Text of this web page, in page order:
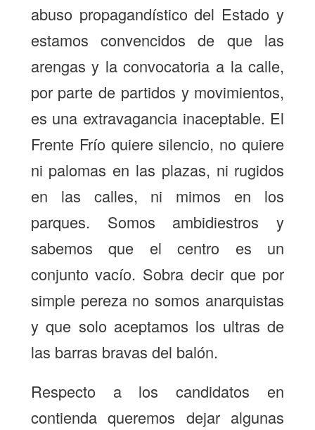
abuso propagandístico del Estado y
estamos convencidos de que las
arengas y la convocatoria a la calle,
por parte de partidos y movimientos,
es una extravagancia inaceptable. El
Frente Frío quiere silencio, no quiere
ni palomas en las plazas, ni rugidos
en las calles, ni mimos en los
parques. Somos ambidiestros y
sabemos que el centro es un
conjunto vacío. Sobra decir que por
simple pereza no somos anarquistas
y que solo aceptamos los ultras de
las barras bravas del balón.
Respecto a los candidatos en
contienda queremos dejar algunas